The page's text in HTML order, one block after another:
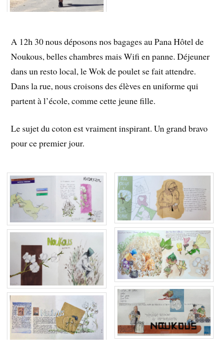
A 12h 30 nous déposons nos bagages au Pana Hôtel de
Noukous, belles chambres mais Wifi en panne. Déjeuner
dans un resto local, le Wok de poulet se fait attendre.
Dans la rue, nous croisons des élèves en uniforme qui
partent à l’école, comme cette jeune fille.
Le sujet du coton est vraiment inspirant. Un grand bravo
pour ce premier jour.